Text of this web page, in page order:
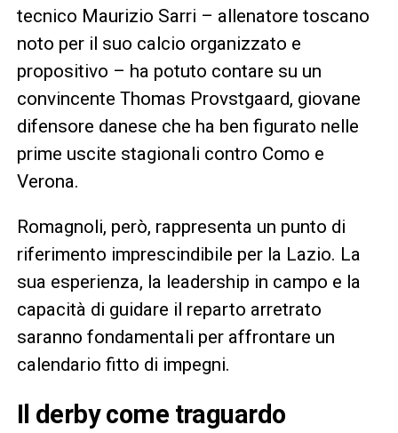
tecnico Maurizio Sarri – allenatore toscano
noto per il suo calcio organizzato e
propositivo – ha potuto contare su un
convincente Thomas Provstgaard, giovane
difensore danese che ha ben figurato nelle
prime uscite stagionali contro Como e
Verona.
Romagnoli, però, rappresenta un punto di
riferimento imprescindibile per la Lazio. La
sua esperienza, la leadership in campo e la
capacità di guidare il reparto arretrato
saranno fondamentali per affrontare un
calendario fitto di impegni.
Il derby come traguardo